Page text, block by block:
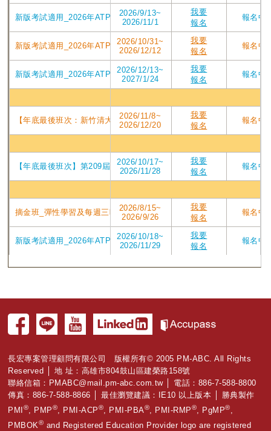
2026/9/13~
2026/11/1
我要
報名
報名中
2026/10/31~
2026/12/12
我要
報名
報名中
2026/12/13~
2027/1/24
我要
報名
報名中
2026/11/8~
2026/12/20
我要
報名
報名中
2026/10/17~
2026/11/28
我要
報名
報名中
2026/8/15~
2026/9/26
我要
報名
報名中
2026/10/18~
2026/11/29
我要
報名
報名中
新版考試適用_2026年ATP V4版課程_第210屆東吳台北班PMP認證培
新版考試適用_2026年ATP V4版課程_第211屆東吳台北班PMP認證培
新版考試適用_2026年ATPV4版課程_第212屆東吳台北班PMP認證培
【年底最後班次：新竹清大PMP第208屆】2026/11/8週日實體班
【年底最後班次】第209屆台中東海2026/10/17週六班_2026年7月
摘金班_彈性學習及每週三晚上讀書會_在10/25前考取PMP有獎學金
新版考試適用_2026年ATP V4版課程 第208屆高雄班PMP認證培訓專
長宏專案管理顧問有限公司 版權所有© 2005 PM-ABC. All Rights
Reserved │ 地 址：高雄市804鼓山區建榮路158號
聯絡信箱： PMABC@mail.pm-abc.com.tw│ 電話：886-7-588-8800
傳真：886-7-588-8866 │ 最佳瀏覽建議：IE10 以上版本 │ 勝典製作
PMI ®, PMP®, PMI-ACP®, PMI-PBA®, PMI-RMP®, PgMP®,
PMBOK® and Registered Education Provider logo are registered